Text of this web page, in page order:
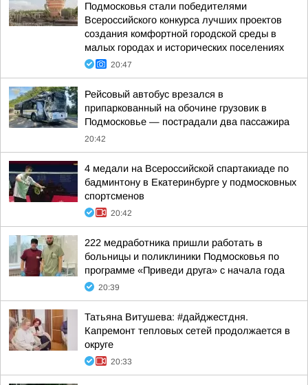
Подмосковья стали победителями
Всероссийского конкурса лучших проектов
создания комфортной городской среды в
малых городах и исторических поселениях
20:47
Рейсовый автобус врезался в
припаркованный на обочине грузовик в
Подмосковье — пострадали два пассажира
20:42
4 медали на Всероссийской спартакиаде по
бадминтону в Екатеринбурге у подмосковных
спортсменов
20:42
222 медработника пришли работать в
больницы и поликлиники Подмосковья по
программе «Приведи друга» с начала года
20:39
Татьяна Витушева: #дайджестдня.
Капремонт тепловых сетей продолжается в
округе
20:33